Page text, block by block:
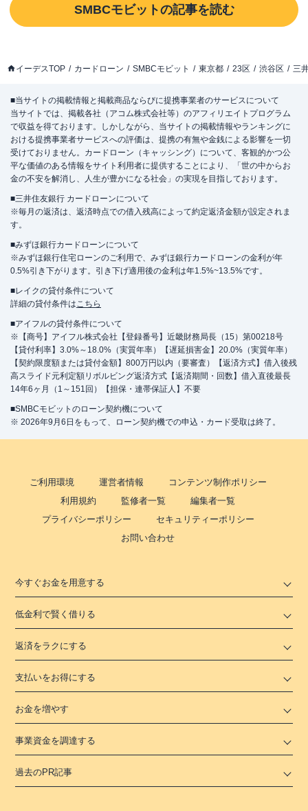
SMBCモビットの記事を読む
イーデスTOP カードローン SMBCモビット 東京都 23区 渋谷区 三
■当サイトの掲載情報と掲載商品ならびに提携事業者のサービスについて
当サイトでは、掲載各社（アコム株式会社等）のアフィリエイトプログラム
で収益を得ております。しかしながら、当サイトの掲載情報やランキングに
おける提携事業者サービスへの評価は、提携の有無や金銭による影響を一切
受けておりません。カードローン（キャッシング）について、客観的かつ公
平な価値のある情報をサイト利用者に提供することにより、「世の中からお
金の不安を解消し、人生が豊かになる社会」の実現を目指しております。
■三井住友銀行 カードローンについて
※毎月の返済は、返済時点での借入残高によって約定返済金額が設定されま
す。
■みずほ銀行カードローンについて
※みずほ銀行住宅ローンのご利用で、みずほ銀行カードローンの金利が年
0.5%引き下がります。引き下げ適用後の金利は年1.5%~13.5%です。
■レイクの貸付条件について
詳細の貸付条件はこちら
■アイフルの貸付条件について
※【商号】アイフル株式会社【登録番号】近畿財務局長（15）第00218号
【貸付利率】3.0%～18.0%（実質年率）【遅延損害金】20.0%（実質年率）
【契約限度額または貸付金額】800万円以内（要審査）【返済方式】借入後残
高スライド元利定額リボルビング返済方式【返済期間・回数】借入直後最長
14年6ヶ月（1～151回）【担保・連帯保証人】不要
■SMBCモビットのローン契約機について
※ 2026年9月6日をもって、ローン契約機での申込・カード受取は終了。
ご利用環境 運営者情報
コンテンツ制作ポリシー
利用規約
監修者一覧
編集者一覧
プライバシーポリシー
セキュリティーポリシー
お問い合わせ
今すぐお金を用意する
低金利で賢く借りる
返済をラクにする
支払いをお得にする
お金を増やす
事業資金を調達する
過去のPR記事